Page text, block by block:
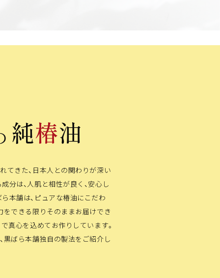
純椿油
てきた、日本人との関わりが深い
分は、人肌と相性が良く、安心し
本舗は、ピュアな椿油にこだわ
をできる限りそのままお届けでき
で真心を込めてお作りしています。
黒ばら本舗独自の製法をご紹介し